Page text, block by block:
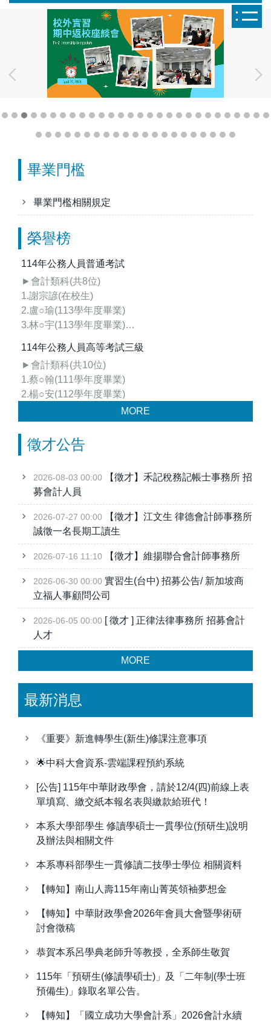
內
容
畢業門檻
畢業門檻相關規定
榮譽榜
114年專門職業及技術人員高等考試-會計師
所研二畢業)
114年公務人員普通考試
►會計類科(共8位)
1.謝宗諺(在校生)
2.盧○瑜(113學年度畢業)
3.林○宇(113學年度畢業)
5.蔡○俊(113學年度畢業)
6.林○蓁(113學年度畢業)
7.劉○嘉(113學年度畢業)
8....
114年公務人員高等考試三級
►會計類科(共10位)
1.蔡○翰(111學年度畢業)
2.楊○安(112學年度畢業)
3.賴○晴(113學年度畢業)
4.林○軒(113學年度畢業)
5.吳○璇(113學年度畢業)
6.林○宇(113學年度畢業)
113年專門職業及技術人員普通考試-記帳士榜單
113年專門職業及技術人員普通考試-記帳士上榜名單
目前已知考取人數如下：
在校生(共30人)
會資二1：曾玉葳、柳柏禎、陳玟羽
會資二2：許珈淇
會資三1：李名婕、林言慈、林映汝、李庭儀、陳怡
會資三2：張佩芬、林晉安、李宜潔...
MORE
徵才公告
2026-08-03 00:00
【徵才】禾記稅務記帳士事務所 招
募會計人員
2026-07-27 00:00
【徵才】江文生 律德會計師事務所
誠徵一名長期工讀生
2026-07-16 11:10 【徵才】維揚聯合會計師事務所
2026-06-30 00:00 實習生(台中) 招募公告/ 新加坡商
立福人事顧問公司
2026-06-05 00:00 [ 徵才 ] 正律法律事務所 招募會計
人才
MORE
最新消息
《重要》新進轉學生(新生)修課注意事項
🌟中科大會資系-雲端課程預約系統
[公告] 115年中華財政學會，請於12/4(四)前線上表
單填寫、繳交紙本報名表與繳款給班代！
本系大學部學生 修讀學碩士一貫學位(預研生)說明
及辦法與相關文件
本系專科部學生一貫修讀二技學士學位 相關資料
【轉知】南山人壽115年南山菁英領袖夢想金
【轉知】中華財政學會2026年會員大會暨學術研
討會徵稿
恭賀本系呂學典老師升等教授，全系師生敬賀
115年「預研生(修讀學碩士)」及「二年制(學士班
預備生)」錄取名單公告。
【轉知】「國立成功大學會計系」2026會計永續